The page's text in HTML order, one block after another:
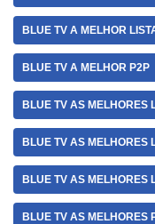
BLUE TV A MELHOR
BLUE TV A MELHOR P2P
BLUE TV AS MELHORES
BLUE TV AS MELHORES
BLUE TV AS MELHORES
BLUE TV AS MELHORES